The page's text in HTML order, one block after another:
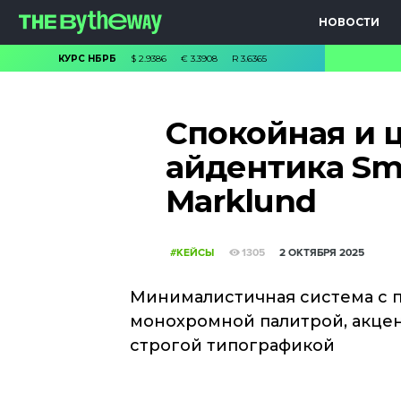
НОВОСТИ
КУРС НБРБ $2.9386 € 3.3908 R3.6365
Cпокойная и
айдентика
Marklund
#КЕЙСЫ 1305 2 ОКТЯБРЯ 2025
Минималистичная система с
монохромной палитрой,
строгой типографикой